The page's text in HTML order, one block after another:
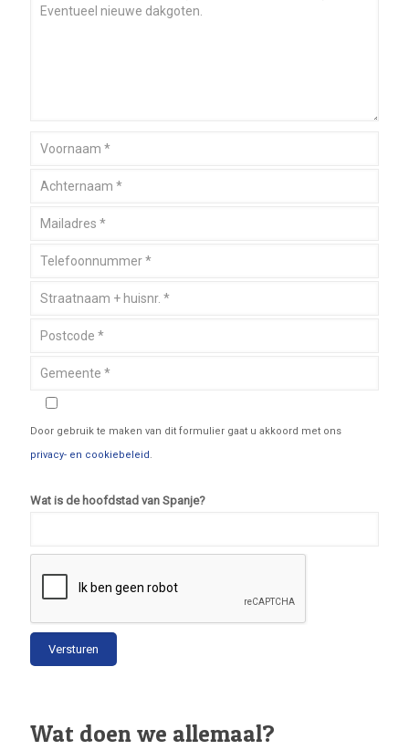
Door gebruik te maken van dit formulier gaat u akkoord met ons
privacy- en cookiebeleid.
Wat is de hoofdstad van Spanje?
Wat doen we allemaal?